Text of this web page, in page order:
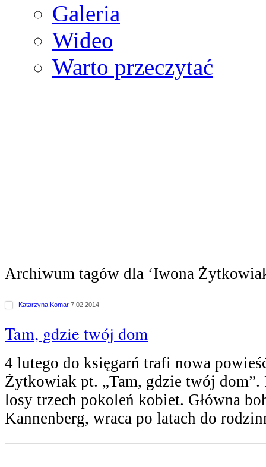
Galeria
Wideo
Warto przeczytać
Archiwum tagów dla ‘Iwona
Katarzyna Komar 7.02.2014
Tam, gdzie twój dom
4 lutego do księgarń trafi nowa
Żytkowiak pt. „Tam, gdzie twój dom”.
losy trzech pokoleń kobiet. Główna
Kannenberg, wraca po latach do